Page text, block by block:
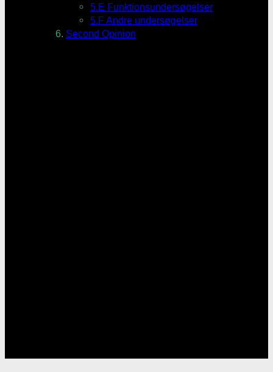
5.E Funktionsundersøgelser
5.F Andre undersøgelser
Second Opinion